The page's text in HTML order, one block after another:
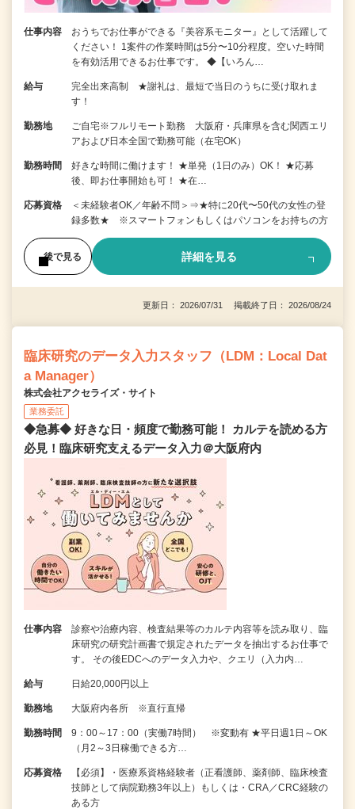
仕事内容
おうちでお仕事ができる『美容系モニター』として活躍して
ください！ 1案件の作業時間は5分〜10分程度。空いた時間
を有効活用できるお仕事です。 ◆【いろん…
給与
完全出来高制 ★謝礼は、最短で当日のうちに受け取れま
す！
勤務地
ご自宅※フルリモート勤務 大阪府・兵庫県を含む関西エリ
アおよび日本全国で勤務可能（在宅OK）
勤務時間
好きな時間に働けます！ ★単発（1日のみ）OK！ ★応募
後、即お仕事開始も可！ ★在…
応募資格
＜未経験者OK／年齢不問＞⇒★特に20代〜50代の女性の登
録多数★ ※スマートフォンもしくはパソコンをお持ちの方
後で見る 詳細を見る
更新日： 2026/07/31 掲載終了日： 2026/08/24
臨床研究のデータ入力スタッフ（LDM：Local Dat
a Manager）
株式会社アクセライズ・サイト
業務委託
◆急募◆ 好きな日・頻度で勤務可能！ カルテを読める方
必見！臨床研究支えるデータ入力＠大阪府内
仕事内容
診察や治療内容、検査結果等のカルテ内容等を読み取り、臨
床研究の研究計画書で規定されたデータを抽出するお仕事で
す。 その後EDCへのデータ入力や、クエリ（入力内…
給与 日給20,000円以上
勤務地 大阪府内各所 ※直行直帰
勤務時間
9：00～17：00（実働7時間） ※変動有 ★平日週1日～OK
（月2～3日稼働できる方…
応募資格
【必須】・医療系資格経験者（正看護師、薬剤師、臨床検査
技師として病院勤務3年以上）もしくは・CRA／CRC経験の
ある方